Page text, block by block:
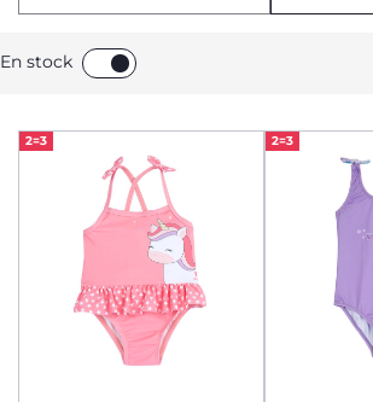
En stock
2=3 2=3